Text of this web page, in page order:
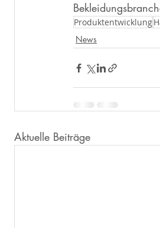
Produktentwicklung
News
Aktuelle Beiträge